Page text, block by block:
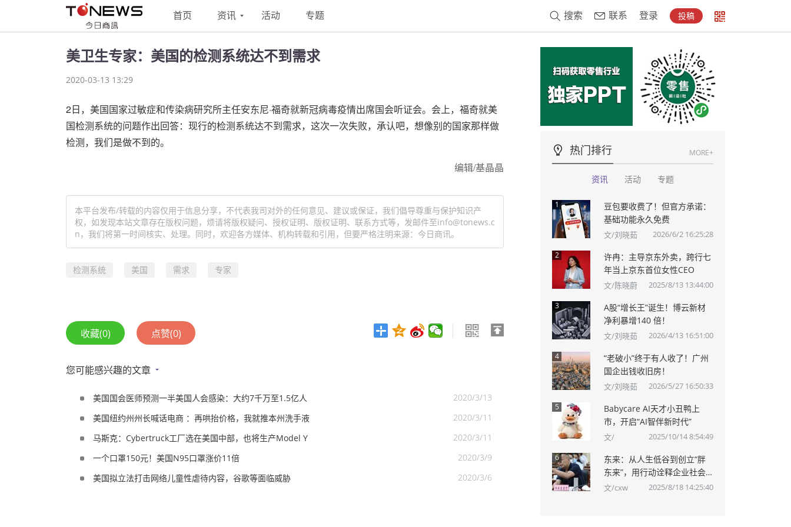
首页 资讯 活动 专题 搜索 联系 登录 投稿
美卫生专家：美国的检测系统达不到需求
2020-03-13 13:29
2日，美国国家过敏症和传染病研究所主任安东尼·福奇就新冠病毒疫情出席国会听证会。会上，福奇就美
国检测系统的问题作出回答：现行的检测系统达不到需求，这次一次失败，承认吧，想像别的国家那样做
检测，我们是做不到的。
编辑/基晶晶
本平台发布/转载的内容仅用于信息分享，不代表我司对外的任何意见、建议或保证，我们倡导尊重与保护知识产
权，如发现本站文章存在版权问题，烦请将版权疑问、授权证明、版权证明、联系方式等，发邮件至info@tonews.c
n，我们将第一时间核实、处理。同时，欢迎各方媒体、机构转载和引用，但要严格注明来源：今日商讯。
检测系统 美国 需求 专家
收藏(0) 点赞(0)
您可能感兴趣的文章
美国国会医师预测一半美国人会感染：大约7千万至1.5亿人
2020/3/13
美国纽约州州长喊话电商 ：再哄抬价格，我就推本州洗手液
2020/3/11
马斯克：Cybertruck工厂选在美国中部，也将生产Model Y
2020/3/11
一个口罩150元！美国N95口罩涨价11倍
2020/3/9
美国拟立法打击网络儿童性虐待内容，谷歌等面临威胁
2020/3/6
热门排行 MORE+
资讯 活动 专题
1
豆包要收费了！但官方承诺：
基础功能永久免费
文/刘晓茹 2026/6/2 16:25:28
2
许冉：主导京东外卖，跨行七
年当上京东首位女性CEO
文/陈晓蔚 2025/8/13 13:44:00
3
A股“增长王”诞生！博云新材
净利暴增140 倍！
文/刘晓茹 2026/4/13 16:51:00
4
“老破小”终于有人收了！广州
国企出钱收旧房！
文/刘晓茹 2026/5/27 16:50:33
5
Babycare AI天才小丑鸭上
市，开启“AI智伴新时代”
文/ 2025/10/14 8:54:49
6
东来：从人生低谷到创立“胖
东来”，用行动诠释企业社会
责任
文/cxw 2025/8/18 14:25:40